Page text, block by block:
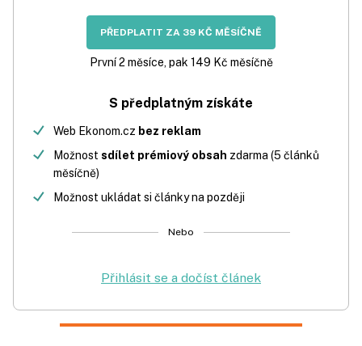
PŘEDPLATIT ZA 39 KČ MĚSÍČNĚ
První 2 měsíce, pak 149 Kč měsíčně
S předplatným získáte
Web Ekonom.cz bez reklam
Možnost sdílet prémiový obsah zdarma (5 článků
měsíčně)
Možnost ukládat si články na později
Nebo
Přihlásit se a dočíst článek